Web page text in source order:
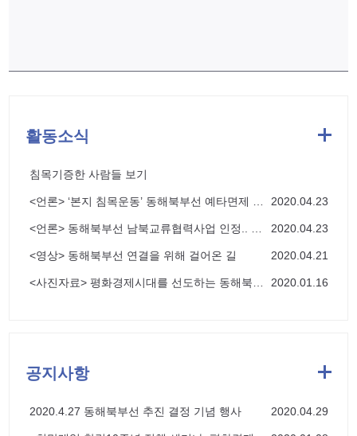
활동소식
침목기증한 사람들 보기
2020.04.23
2020.04.23
<영상> 동해북부선 연결을 위해 걸어온 길 2020.04.21
2020.01.16
공지사항
2020.4.27 동해북부선 추진 결정 기념 행사 2020.04.29